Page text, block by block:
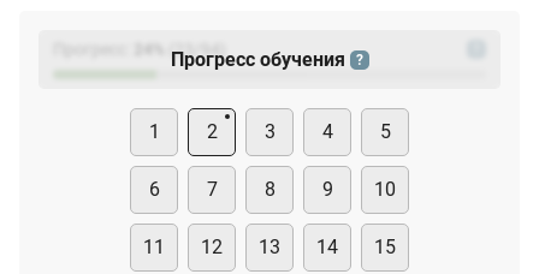
(23
Прогресс обучения ?
1 2 3 4 5
6 7 8 9 10
11 12 13 14 15